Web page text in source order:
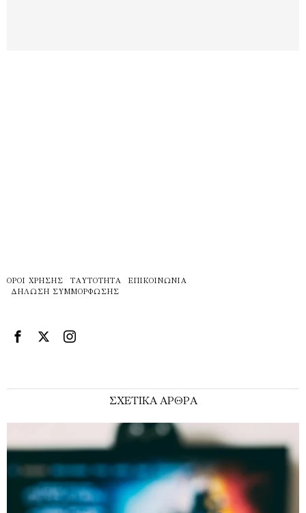
ΌΡΟΙ ΧΡΉΣΗΣ ΤΑΥΤΌΤΗΤΑ
ΕΠΙΚΟΙΝΩΝΊΑ
ΔΉΛΩΣΗ ΣΥΜΜΌΡΦΩΣΗΣ
ΣΧΕΤΙΚΑ ΑΡΘΡΑ